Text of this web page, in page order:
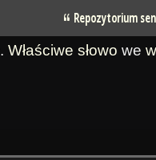
Repozytorium
. Właściwe słowo we